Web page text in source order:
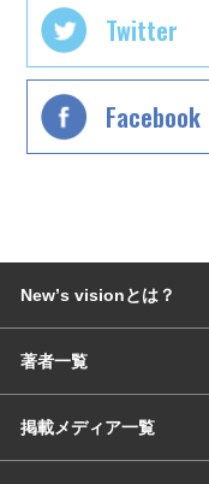
Twitter
Facebook
Newʼs visionとは？
著者一覧
掲載メディア一覧